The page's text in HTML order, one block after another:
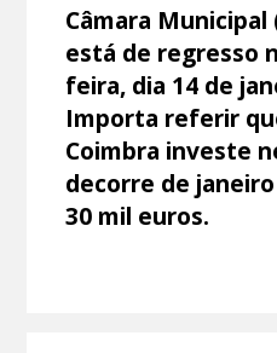
Câmara Municipal
está de regresso
feira, dia 14 de
Importa referir
Coimbra investe
decorre de
30 mil euros.